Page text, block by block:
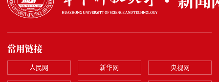
常用链接
人民网 新华网 央视网